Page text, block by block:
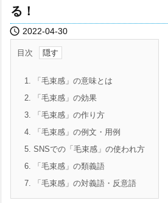
る！
 2022-04-30
目次
1. 「毛束感」の意味とは
2. 「毛束感」の効果
3. 「毛束感」の作り方
4. 「毛束感」の例文・用例
5. SNSでの「毛束感」の使われ方
6. 「毛束感」の類義語
7. 「毛束感」の対義語・反意語